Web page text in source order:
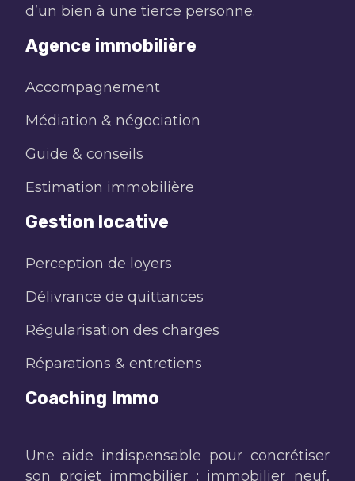
d’un bien à une tierce personne.
Agence immobilière
Accompagnement
Médiation & négociation
Guide & conseils
Estimation immobilière
Gestion locative
Perception de loyers
Délivrance de quittances
Régularisation des charges
Réparations & entretiens
Coaching Immo
Une aide indispensable pour concrétiser
son projet immobilier : immobilier neuf,